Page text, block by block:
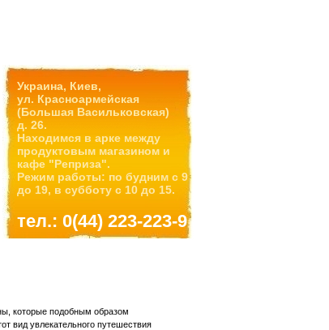
Украина, Киев,
ул. Красноармейская
(Большая Васильковская)
д. 26.
Находимся в арке между
продуктовым магазином и
кафе "Реприза".
Режим работы: по будним с 9
до 19, в субботу с 10 до 15.
тел.: 0(44) 223-223-9
которые подобным образом
вид увлекательного путешествия